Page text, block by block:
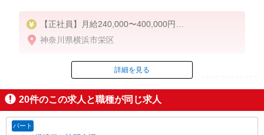
【正社員】月給240,000〜400,000円
・基本給：200,000円〜220,000円
・資格手当：10,000〜30,000円
・処遇改善手当：20,000〜60,000円（勤続年数、保
有資格により変動）
・固定残業手当：20,000円（10時間）
※固定残業時間を超過する場合には超過勤務手当と
して別途支給
神奈川県横浜市栄区
ID：AE0527630322
掲載期間終了
詳細を見る
20件のこの求人と職種が同じ求人
パート